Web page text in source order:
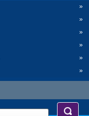
»
»
»
»
»
»